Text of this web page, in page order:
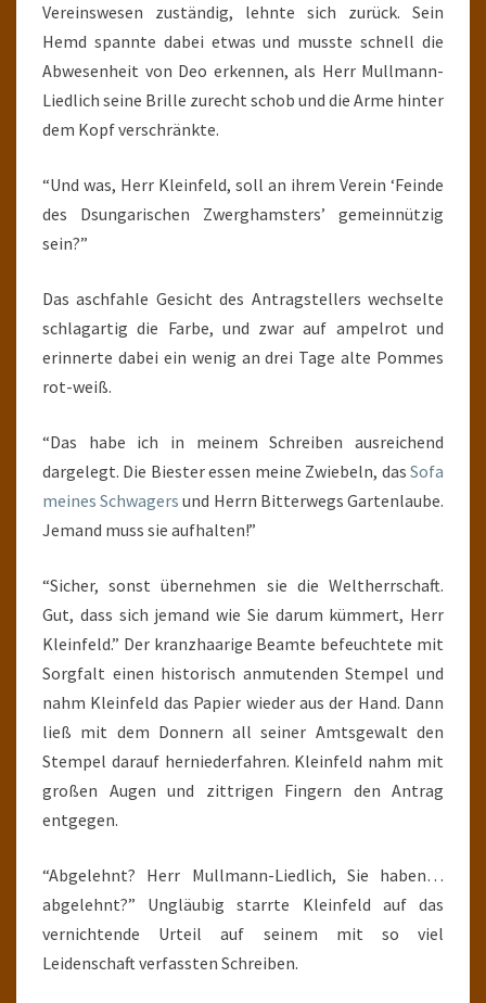
Vereinswesen zuständig, lehnte sich zurück. Sein
Hemd spannte dabei etwas und musste schnell die
Abwesenheit von Deo erkennen, als Herr Mullmann-
Liedlich seine Brille zurecht schob und die Arme hinter
dem Kopf verschränkte.
“Und was, Herr Kleinfeld, soll an ihrem Verein ‘Feinde
des Dsungarischen Zwerghamsters’ gemeinnützig
sein?”
Das aschfahle Gesicht des Antragstellers wechselte
schlagartig die Farbe, und zwar auf ampelrot und
erinnerte dabei ein wenig an drei Tage alte Pommes
rot-weiß.
“Das habe ich in meinem Schreiben ausreichend
dargelegt. Die Biester essen meine Zwiebeln, das Sofa
meines Schwagers und Herrn Bitterwegs Gartenlaube.
Jemand muss sie aufhalten!”
“Sicher, sonst übernehmen sie die Weltherrschaft.
Gut, dass sich jemand wie Sie darum kümmert, Herr
Kleinfeld.” Der kranzhaarige Beamte befeuchtete mit
Sorgfalt einen historisch anmutenden Stempel und
nahm Kleinfeld das Papier wieder aus der Hand. Dann
ließ mit dem Donnern all seiner Amtsgewalt den
Stempel darauf herniederfahren. Kleinfeld nahm mit
großen Augen und zittrigen Fingern den Antrag
entgegen.
“Abgelehnt? Herr Mullmann-Liedlich, Sie haben…
abgelehnt?” Ungläubig starrte Kleinfeld auf das
vernichtende Urteil auf seinem mit so viel
Leidenschaft verfassten Schreiben.